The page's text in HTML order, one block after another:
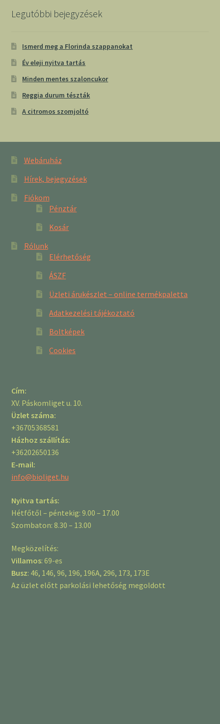
Legutóbbi bejegyzések
Ismerd meg a Florinda szappanokat
Év eleji nyitva tartás
Minden mentes szaloncukor
Reggia durum tészták
A citromos szomjoltó
Webáruház
Hírek, bejegyzések
Fiókom
Pénztár
Kosár
Rólunk
Elérhetőség
ÁSZF
Üzleti árukészlet – online termékpaletta
Adatkezelési tájékoztató
Boltképek
Cookies
Cím:
XV. Páskomliget u. 10.
Üzlet száma:
+36705368581
Házhoz szállítás:
+36202650136
E-mail:
info@bioliget.hu
Nyitva tartás:
Hétfőtől – péntekig: 9.00 – 17.00
Szombaton: 8.30 – 13.00
Megközelítés:
Villamos: 69-es
Busz: 46, 146, 96, 196, 196A, 296, 173, 173E
Az üzlet előtt parkolási lehetőség megoldott